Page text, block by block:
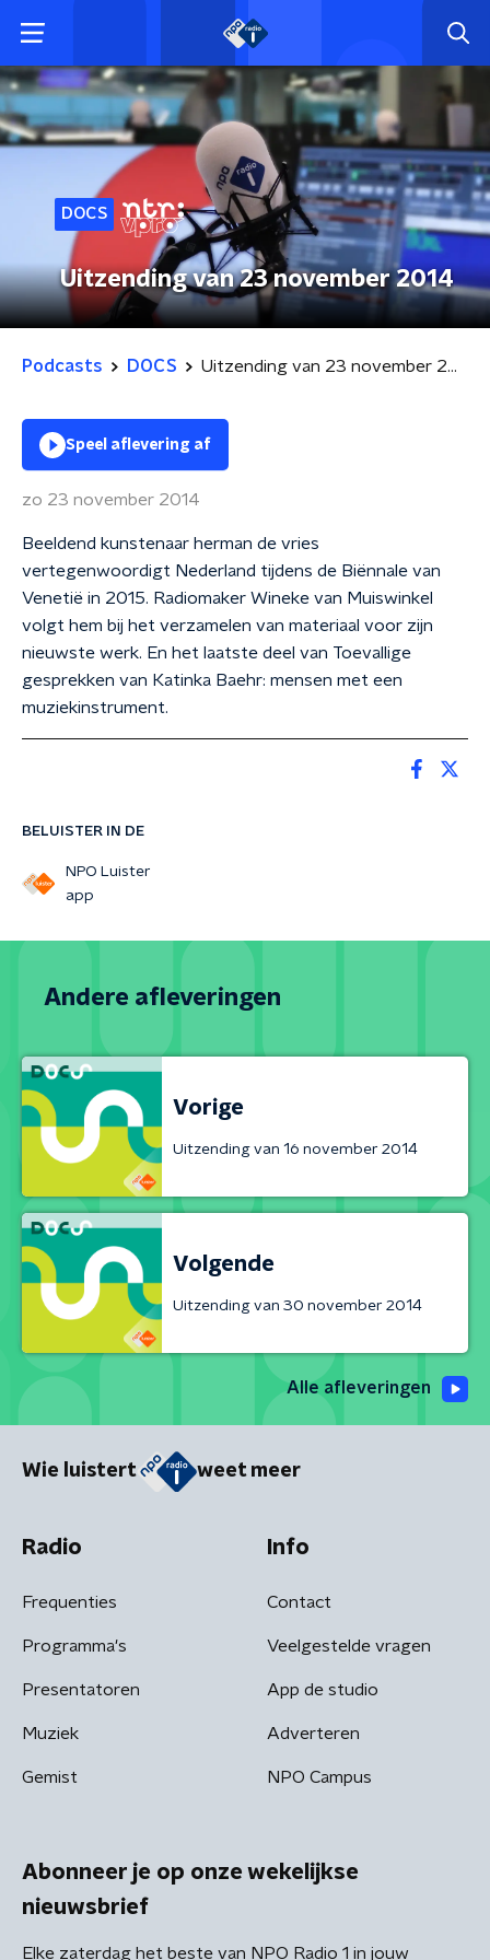
DOCS
Uitzending van 23 november 2014
Podcasts DOCS Uitzending van 23 november 2014
BELUISTER IN DE
NPO Luister
app
Speel aflevering af
zo 23 november 2014
Beeldend kunstenaar herman de vries
vertegenwoordigt Nederland tijdens de Biënnale van
Venetië in 2015. Radiomaker Wineke van Muiswinkel
volgt hem bij het verzamelen van materiaal voor zijn
nieuwste werk. En het laatste deel van Toevallige
gesprekken van Katinka Baehr: mensen met een
muziekinstrument.
Andere afleveringen
Vorige
Uitzending van 16 november 2014
Volgende
Uitzending van 30 november 2014
Alle afleveringen
Wie luistert weet meer
Radio
Frequenties
Programma's
Presentatoren
Muziek
Gemist
Info
Contact
Veelgestelde vragen
App de studio
Adverteren
NPO Campus
Abonneer je op onze wekelijkse
nieuwsbrief
Elke zaterdag het beste van NPO Radio 1 in jouw